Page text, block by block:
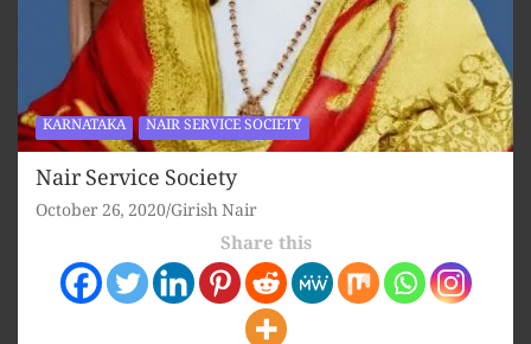
KARNATAKA NAIR SERVICE SOCIETY
Nair Service Society
October 26, 2020 Girish Nair
Share this